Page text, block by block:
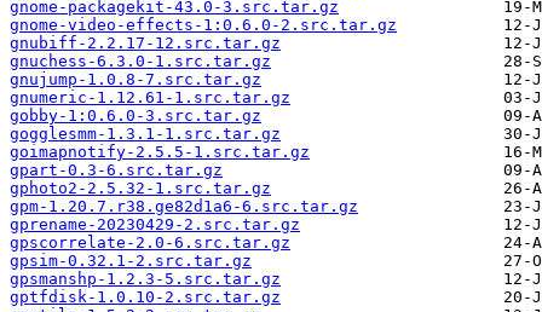
gnome-packagekit-43.0-3.src.tar.gz
gnome-video-effects-1:0.6.0-2.src.tar.gz
gnubiff-2.2.17-12.src.tar.gz
gnuchess-6.3.0-1.src.tar.gz
gnujump-1.0.8-7.src.tar.gz
gnumeric-1.12.61-1.src.tar.gz
gobby-1:0.6.0-3.src.tar.gz
gogglesmm-1.3.1-1.src.tar.gz
goimapnotify-2.5.5-1.src.tar.gz
gpart-0.3-6.src.tar.gz
gphoto2-2.5.32-1.src.tar.gz
gpm-1.20.7.r38.ge82d1a6-6.src.tar.gz
gprename-20230429-2.src.tar.gz
gpscorrelate-2.0-6.src.tar.gz
gpsim-0.32.1-2.src.tar.gz
gpsmanshp-1.2.3-5.src.tar.gz
gptfdisk-1.0.10-2.src.tar.gz